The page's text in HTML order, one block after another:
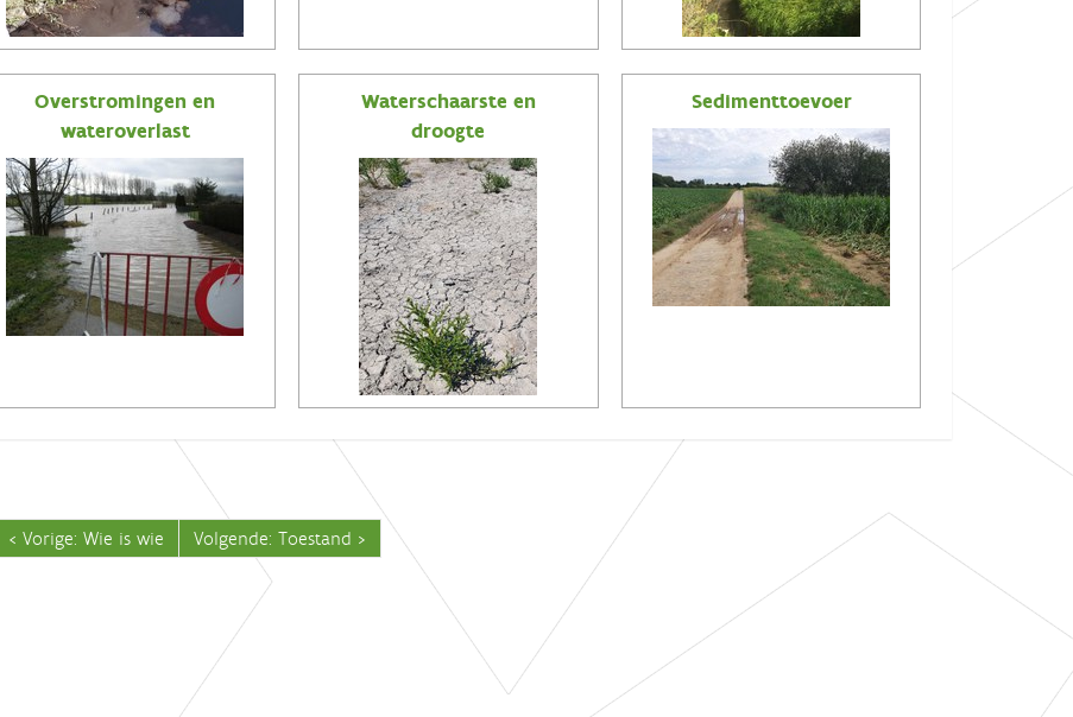
Overstromingen en
wateroverlast
Waterschaarste en
droogte
Sedimenttoevoer
Vorige: Wie is wie Volgende: Toestand